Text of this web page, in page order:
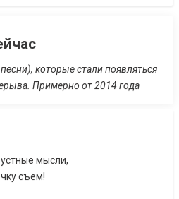
которые стали появляться
Примерно от 2014 года
мысли,
съем!